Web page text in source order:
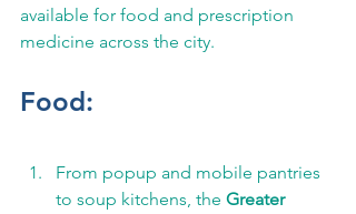
available for food and prescription
medicine across the city.
Food:
From popup and mobile pantries
to soup kitchens, the Greater